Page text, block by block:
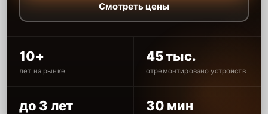
Смотреть цены
10+
лет на рынке
45 тыс.
отремонтировано устройств
до 3 лет 30 мин